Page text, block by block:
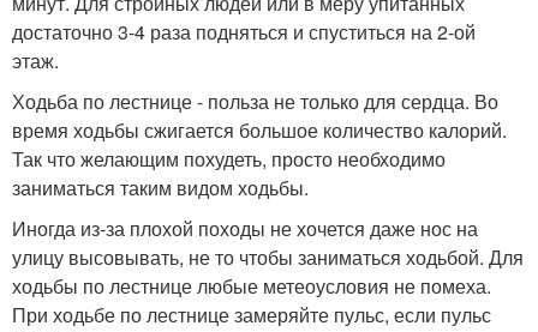
достаточно 3-4 раза подняться и спуститься на 2-ой
этаж.
Ходьба по лестнице - польза не только для сердца. Во
время ходьбы сжигается большое количество калорий.
Так что желающим похудеть, просто необходимо
заниматься таким видом ходьбы.
Иногда из-за плохой походы не хочется даже нос на
улицу высовывать, не то чтобы заниматься ходьбой. Для
ходьбы по лестнице любые метеоусловия не помеха.
При ходьбе по лестнице замеряйте пульс, если пульс